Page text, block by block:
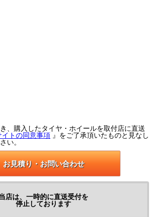
、購入したタイヤ・ホイールを取付店に直送
イトの同意事項 』をご了承頂いたものと見なし
い。
お見積り・お問い合わせ
店は、一時的に直送受付を
停止しております